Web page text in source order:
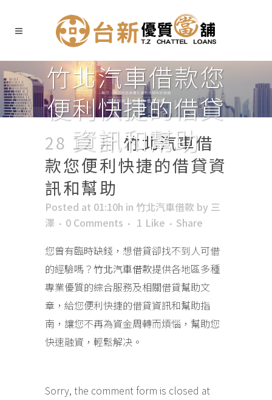
竹北汽車借款您
便利快捷的借貸
資訊和幫助
28 12 月竹北汽車借
款您便利快捷的借貸資
訊和幫助
Posted at 01:10h in 竹北汽車借款 by 三
澤
0 Comments 1 Like
Share
您曾有臨時缺錢，想借貸卻找不到人可借
的經驗嗎？竹北汽車借款提供各地區多種
專業優質的綜合服務及相關借貸幫助文
章，給您便利快捷的借貸資訊和幫助指
南，讓您不再為資金周轉而煩惱，幫助您
快速融資，輕鬆解决。
Sorry, the comment form is closed at